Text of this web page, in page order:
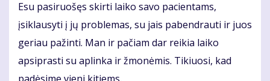
Esu pasiruošęs skirti laiko savo pacientams,
įsiklausyti į jų problemas, su jais pabendrauti ir juos
geriau pažinti. Man ir pačiam dar reikia laiko
apsiprasti su aplinka ir žmonėmis. Tikiuosi, kad